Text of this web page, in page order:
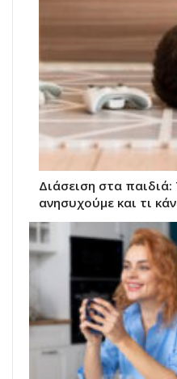
Διάσειση στα παιδιά:
ανησυχούμε και τι